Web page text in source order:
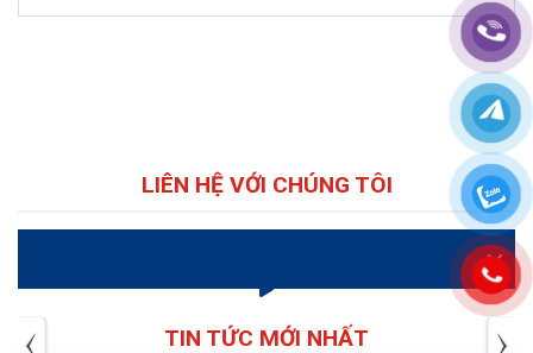
LIÊN HỆ VỚI CHÚNG TÔI
TIN TỨC MỚI NHẤT